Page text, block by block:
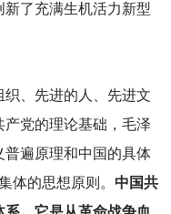
了充满生机活力新型
、先进的人、先进文
党的理论基础，毛泽
遍原理和中国的具体
体的思想原则。 中国共